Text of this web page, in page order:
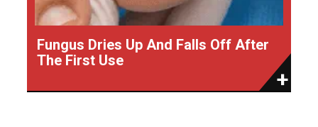
Fungus Dries Up And Falls Off After
The First Use